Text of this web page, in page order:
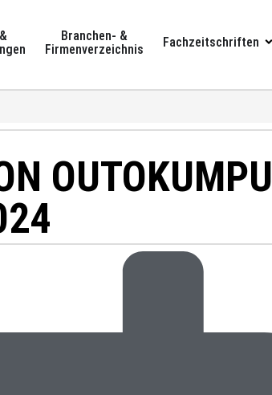
Branchen- &
Firmenverzeichnis
Fachzeitschriften
OUTOKUMPU